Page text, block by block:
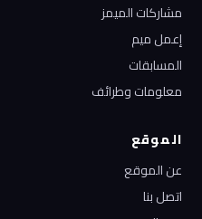
مشاركات الميمز
إعمل ميم
المسابقات
معلومات وطرائف
الموقع
عن الموقع
اتصل بنا